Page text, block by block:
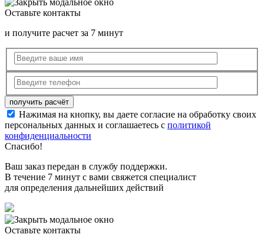
Оставьте контакты
и получите расчет за 7 минут
Нажимая на кнопку, вы даете согласие на обработку своих
персональных данных и соглашаетесь с политикой
конфиденциальности
Спасибо!
Ваш заказ передан в службу поддержки.
В течение 7 минут с вами свяжется специалист
для определения дальнейших действий
Оставьте контакты